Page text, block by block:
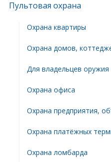
Пультовая охрана
Охрана квартиры
Охрана домов,
Для владельцев оружия
Охрана офиса
Охрана предприятия,
Охрана платёжных
Охрана ломбарда